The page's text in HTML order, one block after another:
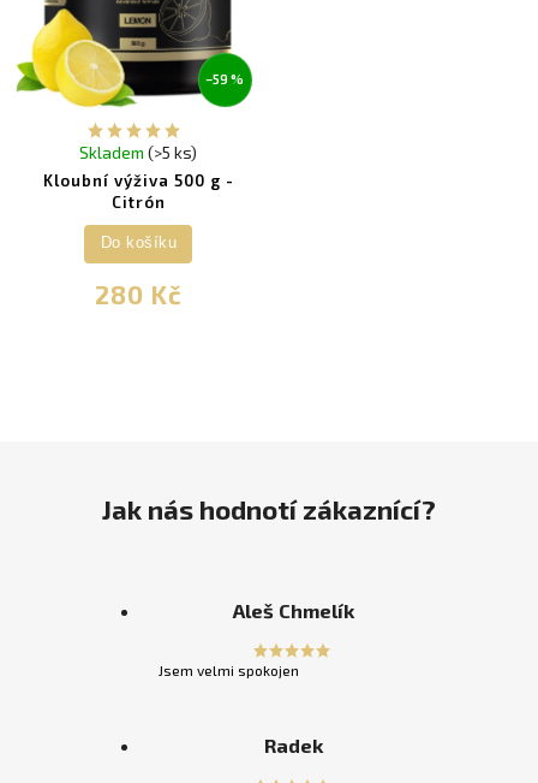
–59 %
Kloubní výživa 500 g -
Citrón
Skladem(>5 ks)
280 Kč
Do košíku
Jak nás hodnotí zákaznící?
Aleš Chmelík
Jsem velmi spokojen
Radek